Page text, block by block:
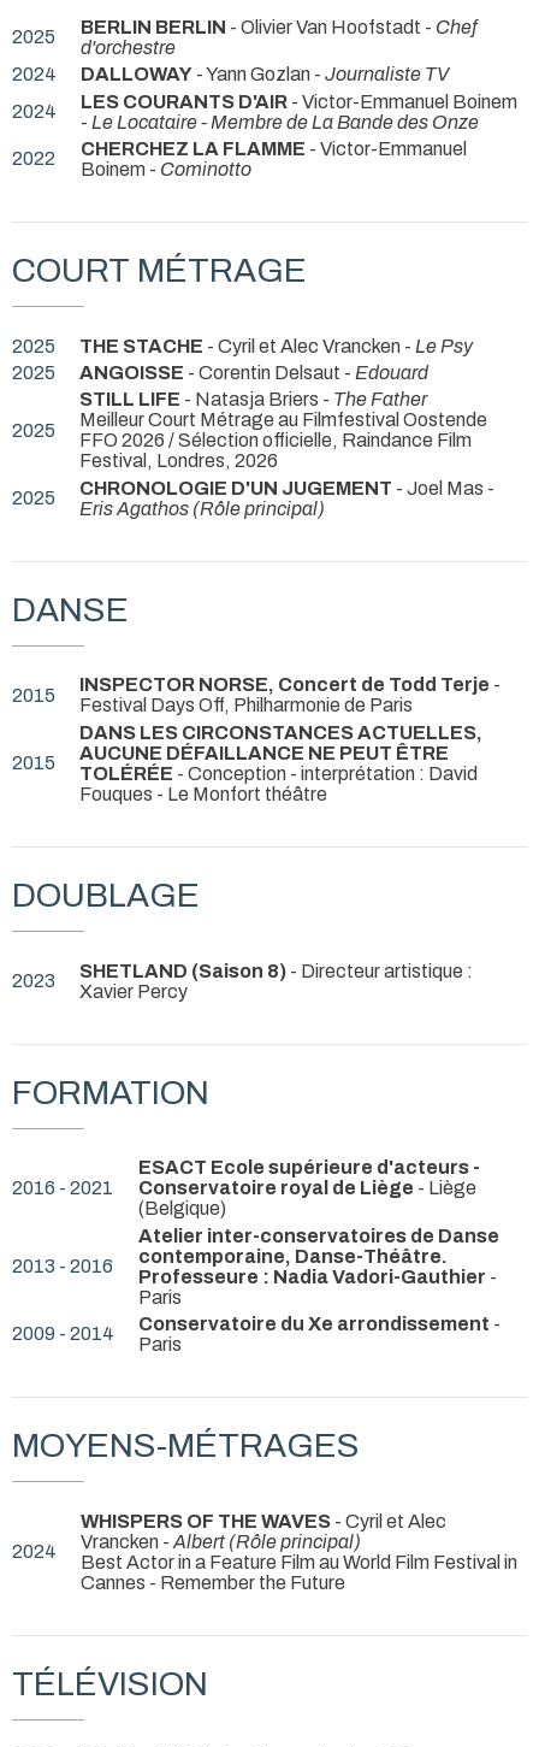
2025 BERLIN BERLIN - Olivier Van Hoofstadt - Chef
d'orchestre
2024
DALLOWAY - Yann Gozlan - Journaliste TV
2024
LES COURANTS D'AIR - Victor-Emmanuel Boinem
- Le Locataire - Membre de La Bande des Onze
2022
CHERCHEZ LA FLAMME - Victor-Emmanuel
Boinem - Cominotto
COURT MÉTRAGE
2025 THE STACHE - Cyril et Alec Vrancken - Le Psy
2025
ANGOISSE - Corentin Delsaut - Edouard
2025
STILL LIFE - Natasja Briers - The Father
Meilleur Court Métrage au Filmfestival Oostende
FFO 2026 / Sélection officielle, Raindance Film
Festival, Londres, 2026
2025
CHRONOLOGIE D'UN JUGEMENT - Joel Mas -
Eris Agathos (Rôle principal)
DANSE
2015 INSPECTOR NORSE, Concert de Todd Terje -
Festival Days Off, Philharmonie de Paris
2015
DANS LES CIRCONSTANCES ACTUELLES,
AUCUNE DÉFAILLANCE NE PEUT ÊTRE
TOLÉRÉE - Conception - interprétation : David
Fouques - Le Monfort théâtre
DOUBLAGE
2023 SHETLAND (Saison 8) - Directeur artistique :
Xavier Percy
FORMATION
2016 - 2021
ESACT Ecole supérieure d'acteurs -
Conservatoire royal de Liège - Liège
(Belgique)
2013 - 2016
Atelier inter-conservatoires de Danse
contemporaine, Danse-Théâtre.
Professeure : Nadia Vadori-Gauthier -
Paris
2009 - 2014
Conservatoire du Xe arrondissement -
Paris
MOYENS-MÉTRAGES
2024
WHISPERS OF THE WAVES - Cyril et Alec
Vrancken - Albert (Rôle principal)
Best Actor in a Feature Film au World Film Festival in
Cannes - Remember the Future
TÉLÉVISION